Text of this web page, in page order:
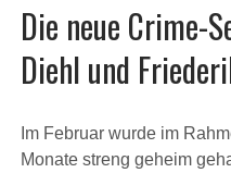
Die neue Crime-
Diehl und
Im Februar wurde im
Monate streng geheim